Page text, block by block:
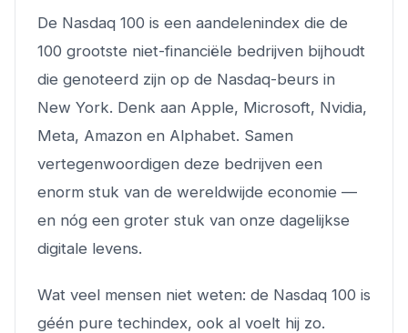
De Nasdaq 100 is een aandelenindex die de
100 grootste niet-financiële bedrijven bijhoudt
die genoteerd zijn op de Nasdaq-beurs in
New York. Denk aan Apple, Microsoft, Nvidia,
Meta, Amazon en Alphabet. Samen
vertegenwoordigen deze bedrijven een
enorm stuk van de wereldwijde economie —
en nóg een groter stuk van onze dagelijkse
digitale levens.
Wat veel mensen niet weten: de Nasdaq 100 is
géén pure techindex, ook al voelt hij zo.